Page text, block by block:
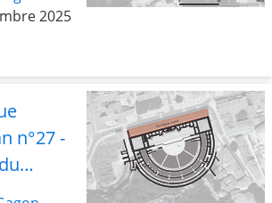
2025
n°27 -